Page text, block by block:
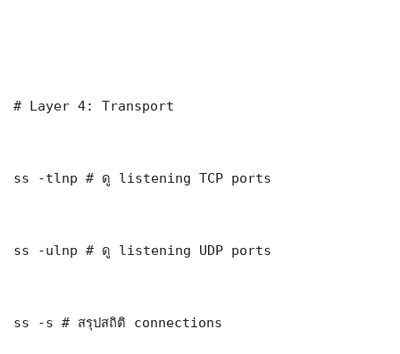
# Layer 4: Transport
ss -tlnp # ดู listening TCP ports
ss -ulnp # ดู listening UDP ports
ss -s # สรุปสถิติ connections